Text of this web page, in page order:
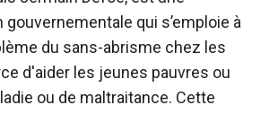
gouvernementale qui s’emploie à
du sans-abrisme chez les
d'aider les jeunes pauvres ou
ou de maltraitance. Cette